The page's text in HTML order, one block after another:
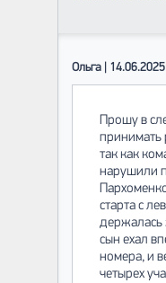
Ольга |
Прошу в
принимать
так как
нарушили
старта с
держалась
сын ехал
номера, и
четырех